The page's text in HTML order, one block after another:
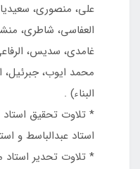
علي، منصوري،
العفاسي، شاطري،
غامدي، سدیس،
محمد ايوب، جبرئيل،
البناء) .
* تلاوت تحقيق
استاد عبدالباسط و
* تلاوت تحدير استاد